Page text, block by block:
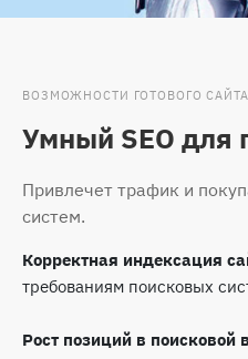
ВОЗМОЖНОСТИ ГОТОВОГО САЙТА
Умный SEO для
Привлечет трафик и
систем.
Корректная индексация
требованиям поисковых
Рост позиций в поисковой